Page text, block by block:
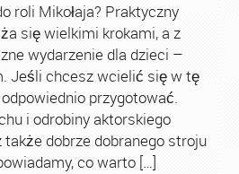
roli Mikołaja? Praktyczny
się wielkimi krokami, a z
wydarzenie dla dzieci –
Jeśli chcesz wcielić się w tę
przygotować.
i odrobiny aktorskiego
dobrze dobranego stroju
co warto […]